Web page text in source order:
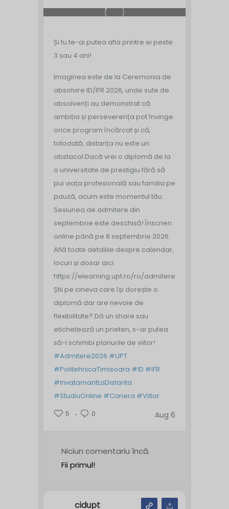
Și tu te-ai putea afla printre ei peste
3 sau 4 ani!
Imaginea este de la Ceremonia de
absolvire ID/IFR 2026, unde sute de
absolvenți au demonstrat că
ambiția și perseverența pot învinge
orice program încărcat și că,
totodată, distanța nu este un
obstacol.Dacă vrei o diplomă de la
o universitate de prestigiu fără să
pui viața profesională sau familia pe
pauză, acum este momentul tău.
Sesiunea de admitere din
septembrie este deschisă! Înscrieri
online până pe 8 septembrie 2026.
Află toate detaliile despre calendar,
locuri și dosar aici:
https://elearning.upt.ro/ro/admitere/
Știi pe cineva care își dorește o
diplomă dar are nevoie de
flexibilitate? Dă un share sau
etichetează un prieten, s-ar putea
să-i schimbi planurile de viitor!
#Admitere2026 #UPT
#PolitehnicaTimisoara #ID #IFR
#InvatamantLaDistanta
#StudiuOnline #Cariera #Viitor
5
0 Aug 6
Niciun comentariu încă.
Fii primul!
cidupt